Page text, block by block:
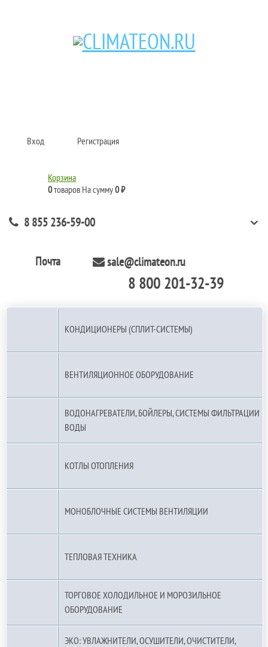
Кондиционеры и сплит-системы, газовые котлы, тепловые завесы, водяные
Вход Регистрация
Корзина
0товаров На сумму0 ₽
8 855 236-59-00
Почта sale@climateon.ru
8 800 201-32-39
КОНДИЦИОНЕРЫ (СПЛИТ-СИСТЕМЫ)
ВЕНТИЛЯЦИОННОЕ ОБОРУДОВАНИЕ
ВОДОНАГРЕВАТЕЛИ, БОЙЛЕРЫ, СИСТЕМЫ ФИЛЬТРАЦИИ
ВОДЫ
КОТЛЫ ОТОПЛЕНИЯ
МОНОБЛОЧНЫЕ СИСТЕМЫ ВЕНТИЛЯЦИИ
ТЕПЛОВАЯ ТЕХНИКА
ТОРГОВОЕ ХОЛОДИЛЬНОЕ И МОРОЗИЛЬНОЕ
ОБОРУДОВАНИЕ
ЭКО: УВЛАЖНИТЕЛИ, ОСУШИТЕЛИ, ОЧИСТИТЕЛИ,